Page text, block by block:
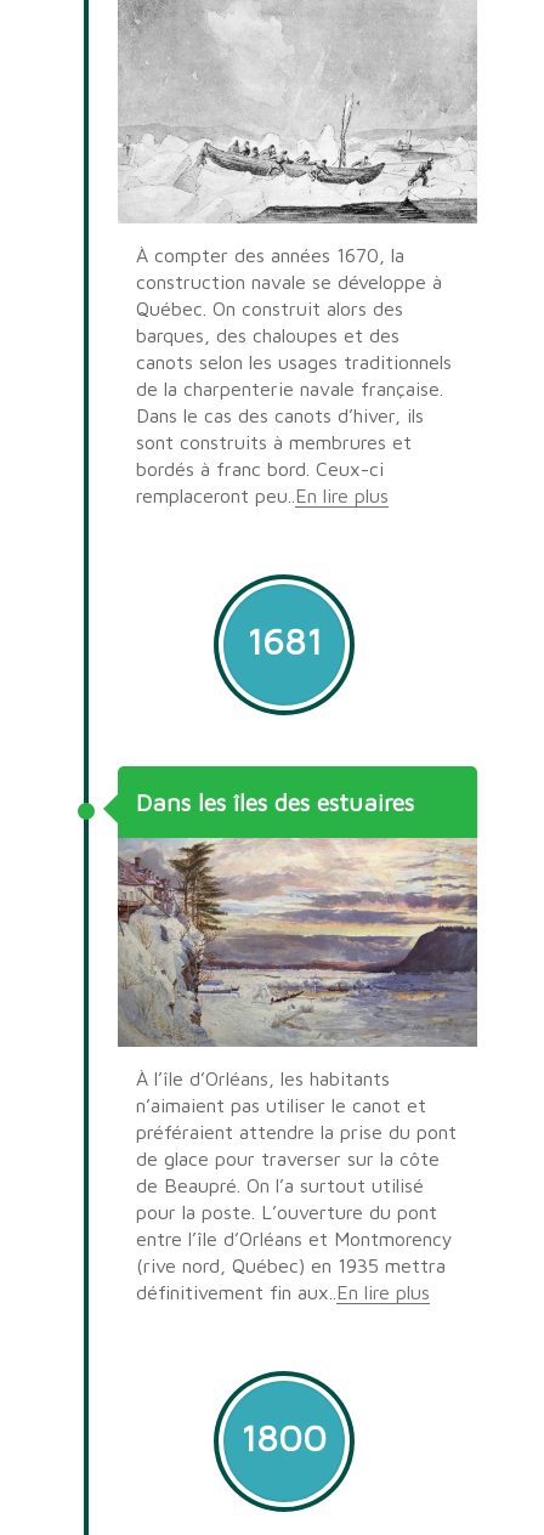
À compter des années 1670, la
construction navale se développe à
Québec. On construit alors des
barques, des chaloupes et des
canots selon les usages traditionnels
de la charpenterie navale française.
Dans le cas des canots d’hiver, ils
sont construits à membrures et
bordés à franc bord. Ceux-ci
remplaceront peu.. En lire plus
1681
Dans les îles des estuaires
À l’île d’Orléans, les habitants
n’aimaient pas utiliser le canot et
préféraient attendre la prise du pont
de glace pour traverser sur la côte
de Beaupré. On l’a surtout utilisé
pour la poste. L’ouverture du pont
entre l’île d’Orléans et Montmorency
(rive nord, Québec) en 1935 mettra
définitivement fin aux.. En lire plus
1800